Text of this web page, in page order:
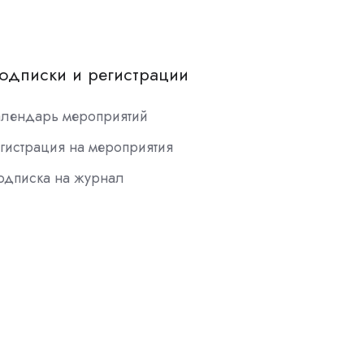
и регистрации
мероприятий
на мероприятия
на журнал